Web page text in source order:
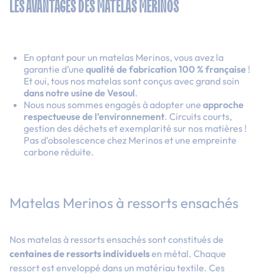
LES AVANTAGES DES MATELAS MERINOS
En optant pour un matelas Merinos, vous avez la
garantie d’une qualité de fabrication 100 % française !
Et oui, tous nos matelas sont conçus avec grand soin
dans notre usine de Vesoul.
Nous nous sommes engagés à adopter une approche
respectueuse de l’environnement. Circuits courts,
gestion des déchets et exemplarité sur nos matières !
Pas d’obsolescence chez Merinos et une empreinte
carbone réduite.
Matelas Merinos à ressorts ensachés
Nos matelas à ressorts ensachés sont constitués de
centaines de ressorts individuelsen métal. Chaque
ressort est enveloppé dans un matériau textile. Ces